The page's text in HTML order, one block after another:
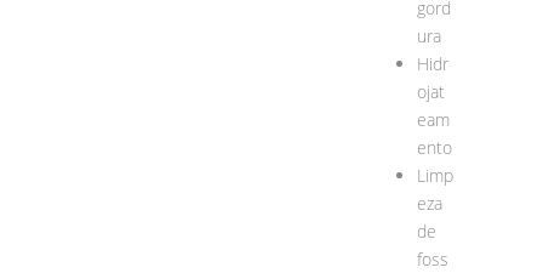
gord
ura
Hidr
ojat
eam
ento
Limp
eza
de
foss